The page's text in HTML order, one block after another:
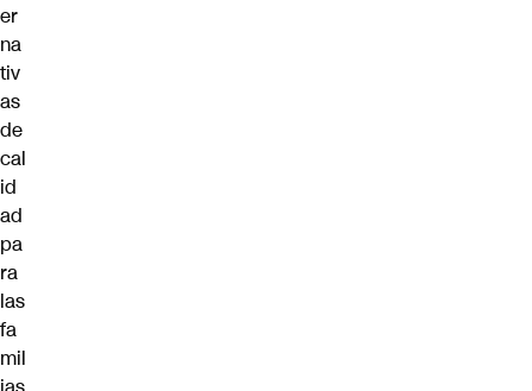
er
na
tiv
as
de
cal
id
ad
pa
ra
las
fa
mil